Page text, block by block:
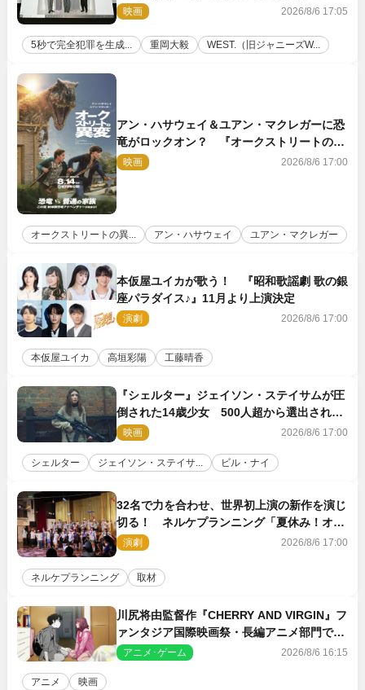
壇！ それぞれのAI活用術も発表
映画 2026/8/6 17:05
5秒で完全犯罪を生成... 重岡大毅 WEST.（旧ジャニーズW...
アン・ハサウェイ＆ユアン・マクレガーに恐
竜がロックオン？ 『オークストリートの異
変』新ビジュアル＆本編映像初解禁
映画 2026/8/6 17:00
オークストリートの異... アン・ハサウェイ ユアン・マクレガー
本仮屋ユイカが歌う！ 『昭和歌謡劇 歌の銀
座パラダイス♪』11月より上演決定
演劇 2026/8/6 17:00
本仮屋ユイカ 高垣彩陽 工藤晴香
『シェルター』ジェイソン・ステイサムが圧
倒された14歳少女 500人超から選出された
新鋭ボディ・レイ・ブレスナックとは
映画 2026/8/6 17:00
シェルター ジェイソン・ステイサ... ビル・ナイ
32名で力を合わせ、世界初上演の新作を演じ
切る！ ネルケプランニング「夏休み！オ
ン・ワークショップ2026」レポート【最終
日】
演劇 2026/8/6 17:00
ネルケプランニング 取材
川尻将由監督作『CHERRY AND VIRGIN』フ
ァンタジア国際映画祭・長編アニメ部門で観
客賞・金賞受賞！
アニメ･ゲーム 2026/8/6 16:15
アニメ 映画